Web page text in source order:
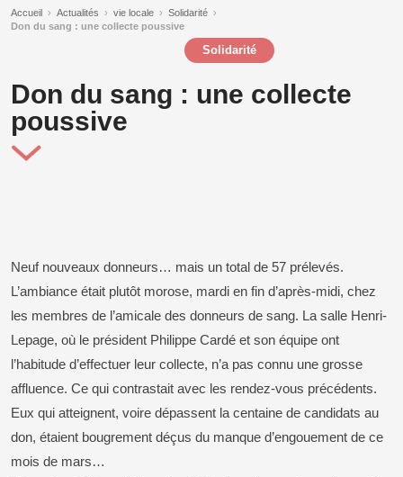
Accueil › Actualités › vie locale › Solidarité ›
Don du sang : une collecte poussive
Solidarité
Don du sang : une collecte
poussive
Neuf nouveaux donneurs… mais un total de 57 prélevés.
L’ambiance était plutôt morose, mardi en fin d’après-midi, chez
les membres de l’amicale des donneurs de sang. La salle Henri-
Lepage, où le président Philippe Cardé et son équipe ont
l’habitude d’effectuer leur collecte, n’a pas connu une grosse
affluence. Ce qui contrastait avec les rendez-vous précédents.
Eux qui atteignent, voire dépassent la centaine de candidats au
don, étaient bougrement déçus du manque d’engouement de ce
mois de mars…